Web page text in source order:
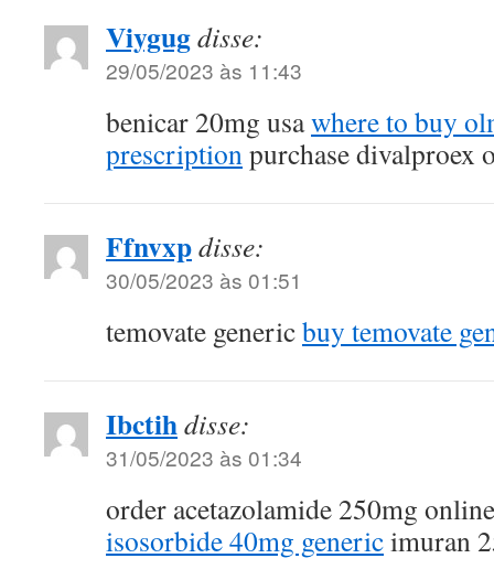
Viygugdisse:
29/05/2023 às 11:43
benicar 20mg usawhere to buy
prescriptionpurchase divalproex
Ffnvxpdisse:
30/05/2023 às 01:51
temovate genericbuy temovate
Ibctihdisse:
31/05/2023 às 01:34
order acetazolamide 250mg
isosorbide 40mg genericimuran